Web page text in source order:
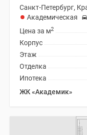
Санкт-Петербург,
Академическая
Цена за м2
Корпус
Этаж
Отделка
Ипотека
ЖК «Академик»